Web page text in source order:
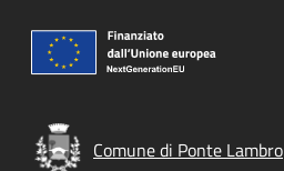
Comune di Ponte Lambro